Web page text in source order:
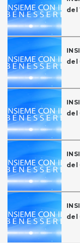
del
del
del
del
del